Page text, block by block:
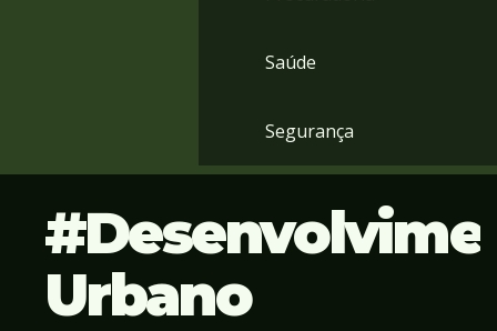
Saúde
Segurança
Urbano